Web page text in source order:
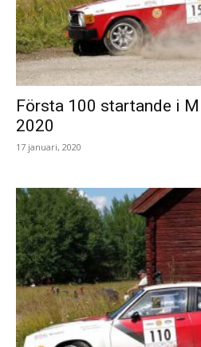
Första 100 startande i
2020
17 januari, 2020